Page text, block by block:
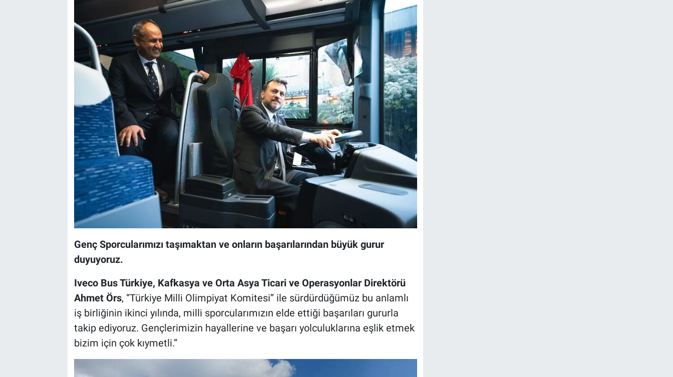
Genç Sporcularımızı taşımaktan ve onların başarılarından büyük gurur
duyuyoruz.
Iveco Bus Türkiye, Kafkasya ve Orta Asya Ticari ve Operasyonlar Direktörü
Ahmet Örs, “Türkiye Milli Olimpiyat Komitesi’’ ile sürdürdüğümüz bu anlamlı
iş birliğinin ikinci yılında, milli sporcularımızın elde ettiği başarıları gururla
takip ediyoruz. Gençlerimizin hayallerine ve başarı yolculuklarına eşlik etmek
bizim için çok kıymetli.”